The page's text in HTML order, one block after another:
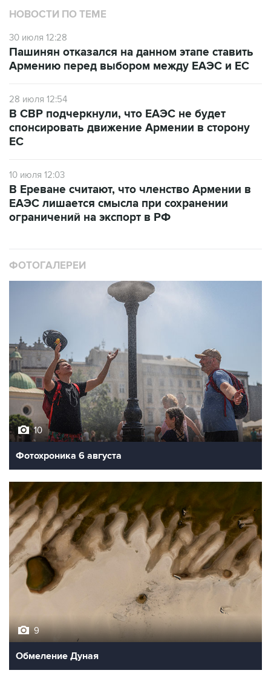
НОВОСТИ ПО ТЕМЕ
30 июля 12:28
Пашинян отказался на данном этапе ставить
Армению перед выбором между ЕАЭС и ЕС
28 июля 12:54
В СВР подчеркнули, что ЕАЭС не будет
спонсировать движение Армении в сторону
ЕС
10 июля 12:03
В Ереване считают, что членство Армении в
ЕАЭС лишается смысла при сохранении
ограничений на экспорт в РФ
ФОТОГАЛЕРЕИ
10
Фотохроника 6 августа
9
Обмеление Дуная